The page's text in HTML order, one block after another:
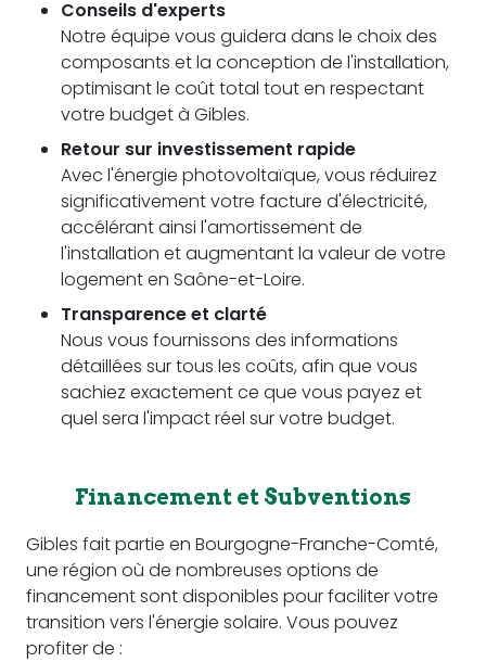
Conseils d'experts
Notre équipe vous guidera dans le choix des
composants et la conception de l'installation,
optimisant le coût total tout en respectant
votre budget à Gibles.
Retour sur investissement rapide
Avec l'énergie photovoltaïque, vous réduirez
significativement votre facture d'électricité,
accélérant ainsi l'amortissement de
l'installation et augmentant la valeur de votre
logement en Saône-et-Loire.
Transparence et clarté
Nous vous fournissons des informations
détaillées sur tous les coûts, afin que vous
sachiez exactement ce que vous payez et
quel sera l'impact réel sur votre budget.
Financement et Subventions
Gibles fait partie en Bourgogne-Franche-Comté,
une région où de nombreuses options de
financement sont disponibles pour faciliter votre
transition vers l'énergie solaire. Vous pouvez
profiter de :